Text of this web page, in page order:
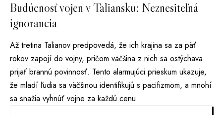
Budúcnosť vojen v Taliansku: Neznesiteľná
ignorancia
Až tretina Talianov predpovedá, že ich krajina sa za päť
rokov zapojí do vojny, pričom väčšina z nich sa ostýchava
prijať brannú povinnosť. Tento alarmujúci prieskum ukazuje,
že mladí ľudia sa väčšinou identifikujú s pacifizmom, a mnohí
sa snažia vyhnúť vojne za každú cenu.